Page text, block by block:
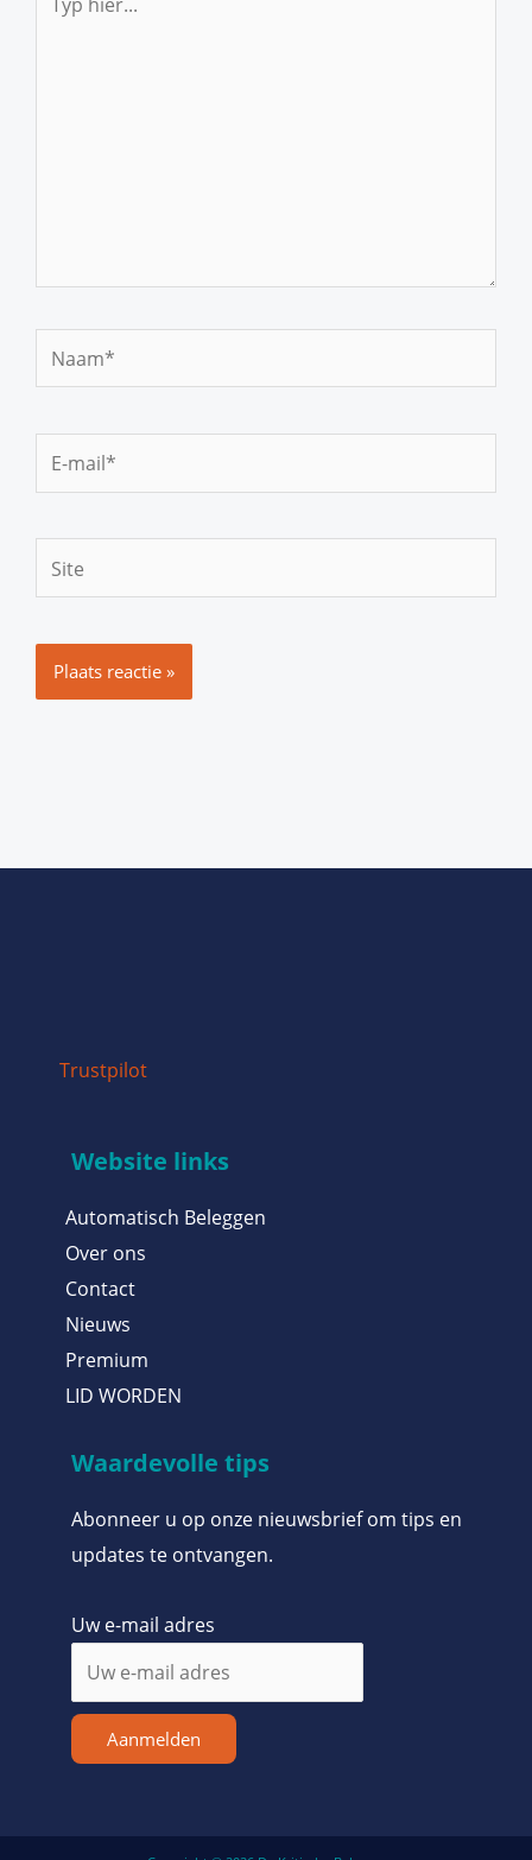
hier...
Naam*
mail*
Trustpilot
Website links
Automatisch Beleggen
Over ons
Contact
Nieuws
Premium
LID WORDEN
Waardevolle tips
Abonneer u op onze nieuwsbrief om tips en
updates te ontvangen.
Uw e-mail adres
Aanmelden